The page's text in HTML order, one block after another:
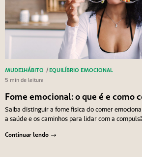
MUDE1HÁBITO / EQUILÍBRIO EMOCIONAL
5 min de leitura
Fome emocional: o que é e como
Saiba distinguir a fome física do comer
a saúde e os caminhos para lidar com a
Continuar lendo